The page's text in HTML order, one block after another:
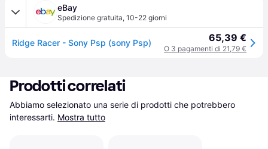
eBay
Spedizione gratuita, 10-22 giorni
Ridge Racer - Sony Psp (sony Psp) 65,39 €
O 3 pagamenti di 21,79 €
Prodotti correlati
Abbiamo selezionato una serie di prodotti che potrebbero
interessarti. Mostra tutto